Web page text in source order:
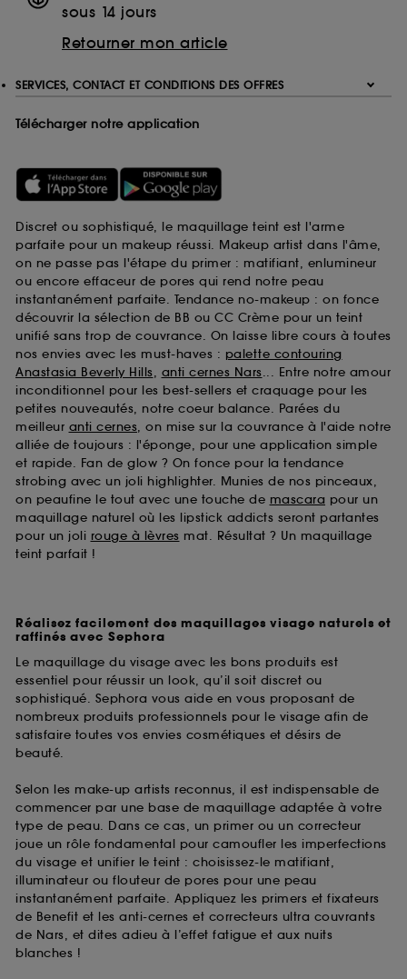
sous 14 jours
Retourner mon article
SERVICES, CONTACT ET CONDITIONS DES OFFRES
Télécharger notre application
Discret ou sophistiqué, le maquillage teint est l'arme
parfaite pour un makeup réussi. Makeup artist dans l'âme,
on ne passe pas l'étape du primer : matifiant, enlumineur
ou encore effaceur de pores qui rend notre peau
instantanément parfaite. Tendance no-makeup : on fonce
découvrir la sélection de BB ou CC Crème pour un teint
unifié sans trop de couvrance. On laisse libre cours à toutes
nos envies avec les must-haves : palette contouring
Anastasia Beverly Hills, anti cernes Nars... Entre notre amour
inconditionnel pour les best-sellers et craquage pour les
petites nouveautés, notre coeur balance. Parées du
meilleur anti cernes, on mise sur la couvrance à l'aide notre
alliée de toujours : l'éponge, pour une application simple
et rapide. Fan de glow ? On fonce pour la tendance
strobing avec un joli highlighter. Munies de nos pinceaux,
on peaufine le tout avec une touche de mascara pour un
maquillage naturel où les lipstick addicts seront partantes
pour un joli rouge à lèvres mat. Résultat ? Un maquillage
teint parfait !
Réalisez facilement des maquillages visage naturels et
raffinés avec Sephora
Le maquillage du visage avec les bons produits est
essentiel pour réussir un look, qu’il soit discret ou
sophistiqué. Sephora vous aide en vous proposant de
nombreux produits professionnels pour le visage afin de
satisfaire toutes vos envies cosmétiques et désirs de
beauté.
Selon les make-up artists reconnus, il est indispensable de
commencer par une base de maquillage adaptée à votre
type de peau. Dans ce cas, un primer ou un correcteur
joue un rôle fondamental pour camoufler les imperfections
du visage et unifier le teint : choisissez-le matifiant,
illuminateur ou flouteur de pores pour une peau
instantanément parfaite. Appliquez les primers et fixateurs
de Benefit et les anti-cernes et correcteurs ultra couvrants
de Nars, et dites adieu à l’effet fatigue et aux nuits
blanches !